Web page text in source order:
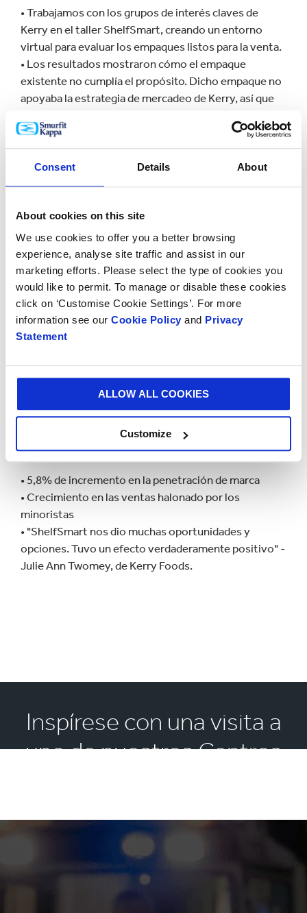
Consent Details About
About cookies on this site
We use cookies to offer you a better browsing
experience, analyse site traffic and assist in our
marketing efforts. Please select the type of cookies you
would like to permit. To manage or disable these cookies
click on ‘Customise Cookie Settings’. For more
information see our Cookie Policy and Privacy
Statement
ALLOW ALL COOKIES
Customize
• Trabajamos con los grupos de interés claves de
Kerry en el taller ShelfSmart, creando un entorno
virtual para evaluar los empaques listos para la venta.
• Los resultados mostraron cómo el empaque
existente no cumplía el propósito. Dicho empaque no
apoyaba la estrategia de mercadeo de Kerry, así que
del empaque y para mejorar la visibilidad del producto
en la estantería. La evaluación se realizó utilizando
nuestro sistema Eye See.
• Mejoramos el grado de cartón con base en una
experiencia de apertura e incrementar la resistencia al
apilamiento y paletizado; el empaque pasó todas las
estrictas pruebas de horma a mano y en máquina.
El resultado
• 5,8% de incremento en la penetración de marca
• Crecimiento en las ventas halonado por los
minoristas
• "ShelfSmart nos dio muchas oportunidades y
opciones. Tuvo un efecto verdaderamente positivo" -
Julie Ann Twomey, de Kerry Foods.
Inspírese con una visita a
uno de nuestros Centros